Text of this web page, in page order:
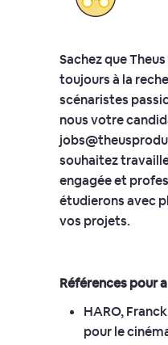
Sachez que
toujours à la
scénaristes
nous votre
souhaitez
engagée et
étudierons avec
vos projets.
Références pour
HARO,
pour le